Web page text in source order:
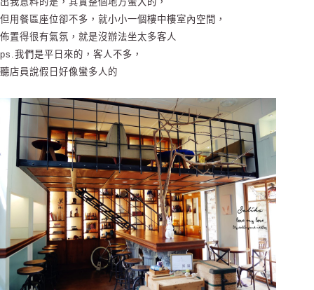
但用餐區座位卻不多，就小小一個樓中樓室內空間，
佈置得很有氣氛，就是沒辦法坐太多客人
ps.我們是平日來的，客人不多，
聽店員說假日好像蠻多人的